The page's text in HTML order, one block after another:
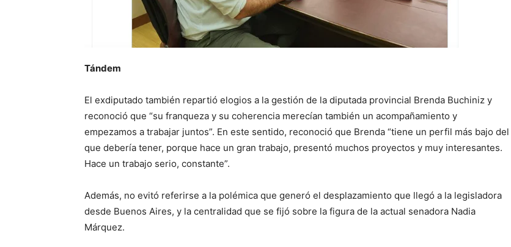
Tándem
El exdiputado también repartió elogios a la gestión de la diputada provincial Brenda Buchiniz y
reconoció que “su franqueza y su coherencia merecían también un acompañamiento y
empezamos a trabajar juntos”. En este sentido, reconoció que Brenda “tiene un perfil más bajo del
que debería tener, porque hace un gran trabajo, presentó muchos proyectos y muy interesantes.
Hace un trabajo serio, constante”.
Además, no evitó referirse a la polémica que generó el desplazamiento que llegó a la legisladora
desde Buenos Aires, y la centralidad que se fijó sobre la figura de la actual senadora Nadia
Márquez.